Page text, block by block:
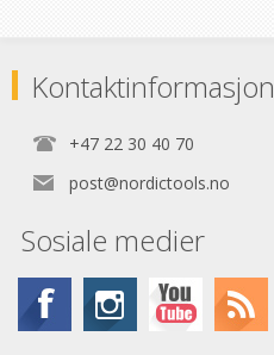
Kontaktinformasjon
+47 22 30 40 70
post@nordictools.no
Sosiale medier